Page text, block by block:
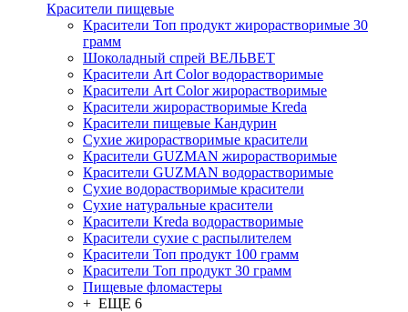
Красители пищевые
Красители Топ продукт жирорастворимые 30
грамм
Шоколадный спрей ВЕЛЬВЕТ
Красители Art Color водорастворимые
Красители Art Color жирорастворимые
Красители жирорастворимые Kreda
Красители пищевые Кандурин
Сухие жирорастворимые красители
Красители GUZMAN жирорастворимые
Красители GUZMAN водорастворимые
Сухие водорастворимые красители
Сухие натуральные красители
Красители Kreda водорастворимые
Красители сухие с распылителем
Красители Топ продукт 100 грамм
Красители Топ продукт 30 грамм
Пищевые фломастеры
+ ЕЩЕ 6